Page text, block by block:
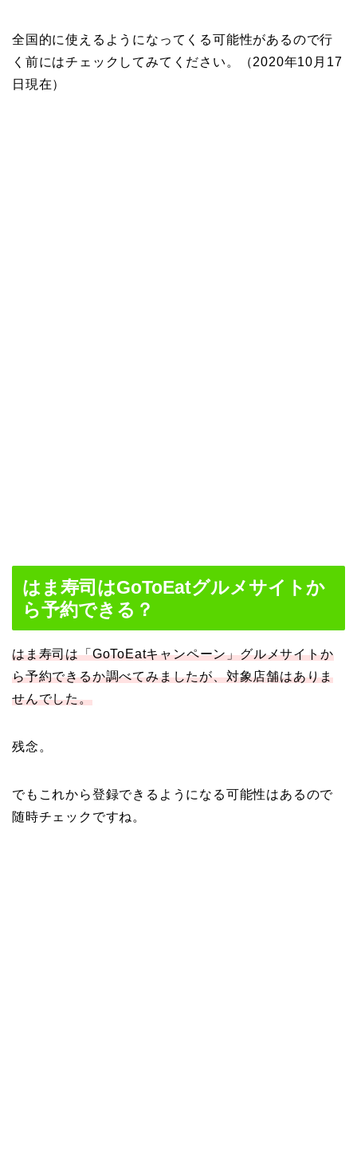
全国的に使えるようになってくる可能性があるので行
く前にはチェックしてみてください。（2020年10月17
日現在）
はま寿司はGoToEatグルメサイトか
ら予約できる？
はま寿司は「GoToEatキャンペーン」グルメサイトか
ら予約できるか調べてみましたが、対象店舗はありま
せんでした。
残念。
でもこれから登録できるようになる可能性はあるので
随時チェックですね。